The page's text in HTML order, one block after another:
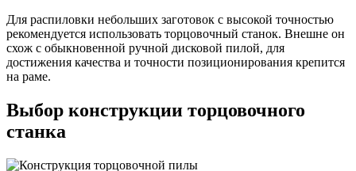
Для распиловки небольших заготовок с высокой точностью
рекомендуется использовать торцовочный станок. Внешне он
схож с обыкновенной ручной дисковой пилой, для
достижения качества и точности позиционирования крепится
на раме.
Выбор конструкции торцовочного
станка